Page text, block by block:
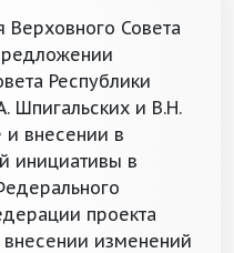
Верховного Совета
Республики
Шпигальских и В.Н.
и внесении в
инициативы в
проекта
изменений